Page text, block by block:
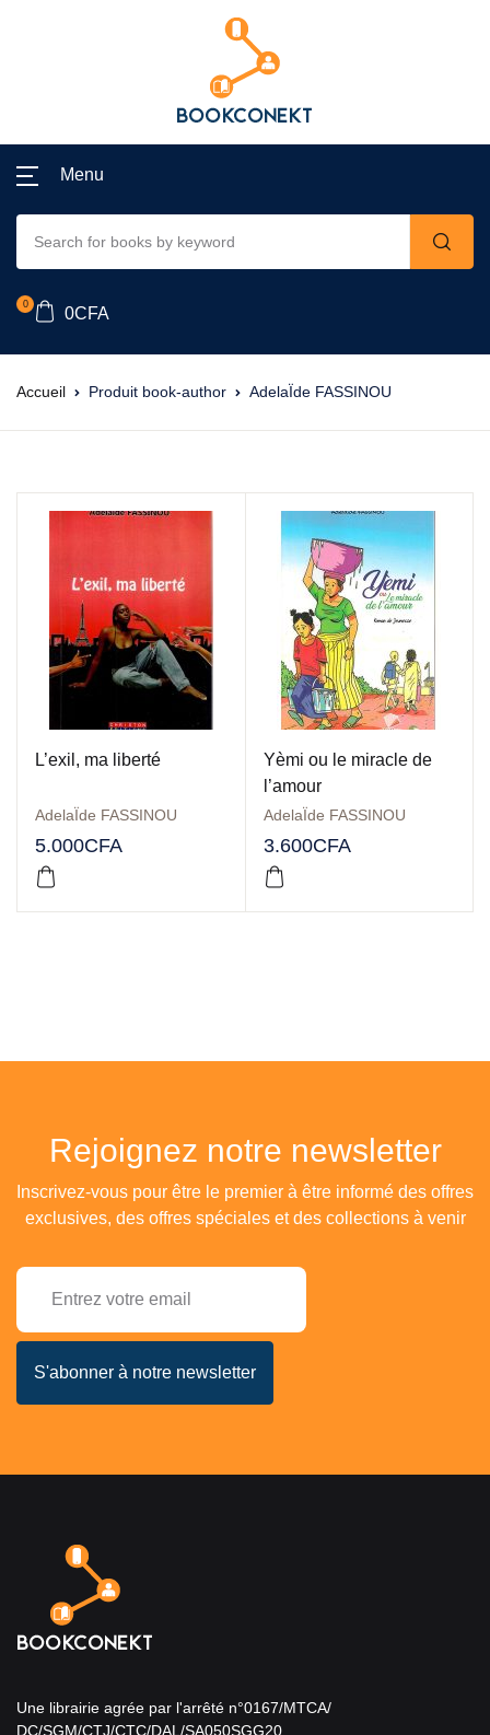
Menu
0
0CFA
Accueil Produit book-author AdelaÏde FASSINOU
L’exil, ma liberté
AdelaÏde FASSINOU
5.000CFA
Yèmi ou le miracle de
l’amour
AdelaÏde FASSINOU
3.600CFA
Rejoignez notre newsletter
Inscrivez-vous pour être le premier à être informé des offres
exclusives, des offres spéciales et des collections à venir
Une librairie agrée par l'arrêté n°0167/MTCA/
DC/SGM/CTJ/CTC/DAL/SA050SGG20